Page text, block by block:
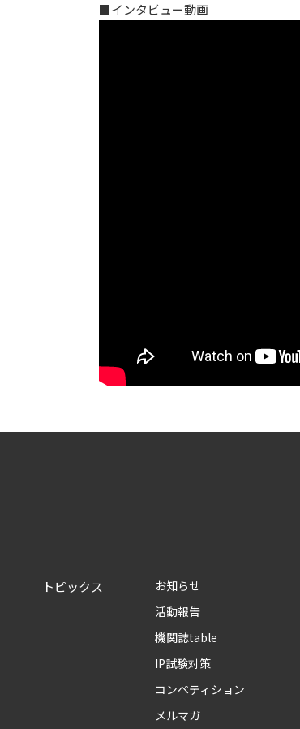
■インタビュー動画
トピックス
お知らせ
活動報告
機関誌table
IP試験対策
コンペティション
メルマガ